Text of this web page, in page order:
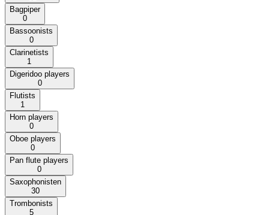
Bagpiper
0
Bassoonists
0
Clarinetists
1
Digeridoo players
0
Flutists
1
Horn players
0
Oboe players
0
Pan flute players
0
Saxophonisten
30
Trombonists
5